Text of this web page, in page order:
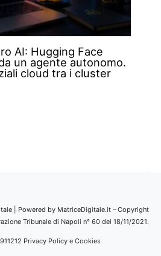
AI: Hugging Face
un agente autonomo.
cloud tra i cluster
| Powered by MatriceDigitale.it – Copyright
Tribunale di Napoli n° 60 del 18/11/2021.
Privacy Policy e Cookies